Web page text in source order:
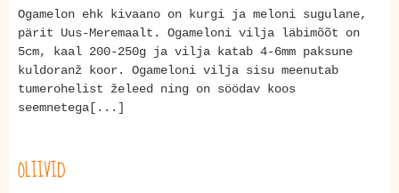
Ogamelon ehk kivaano on kurgi ja meloni sugulane,
pärit Uus-Meremaalt. Ogameloni vilja läbimõõt on
5cm, kaal 200-250g ja vilja katab 4-6mm paksune
kuldoranž koor. Ogameloni vilja sisu meenutab
tumerohelist želeed ning on söödav koos
seemnetega[...]
OLIIVID